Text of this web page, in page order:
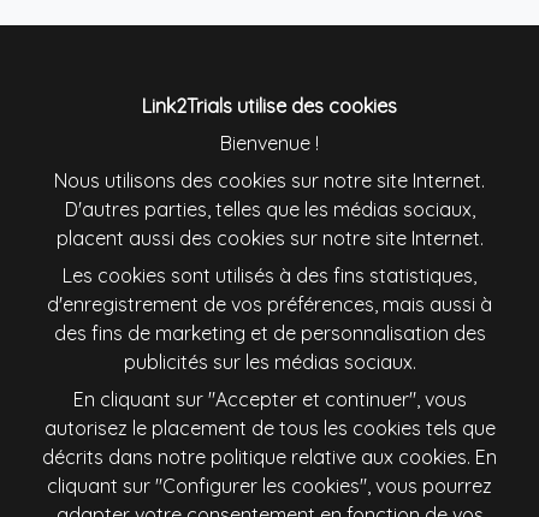
Deutschland England
España France
Ireland Italiana
Lietuva Magyarország
Nederland New Zealand
Österreich Polska
Schweiz Singapore
Link2Trials utilise des cookies
Bienvenue !
Nous utilisons des cookies sur notre site Internet.
D'autres parties, telles que les médias sociaux,
placent aussi des cookies sur notre site Internet.
Les cookies sont utilisés à des fins statistiques,
d'enregistrement de vos préférences, mais aussi à
des fins de marketing et de personnalisation des
publicités sur les médias sociaux.
En cliquant sur "Accepter et continuer", vous
autorisez le placement de tous les cookies tels que
décrits dans notre politique relative aux cookies. En
cliquant sur "Configurer les cookies", vous pourrez